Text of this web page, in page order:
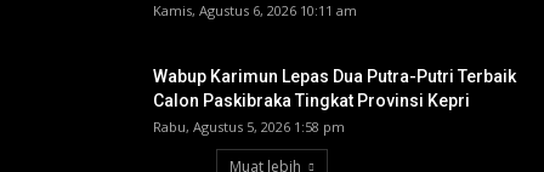
Kamis, Agustus 6, 2026 10:11 am
Wabup Karimun Lepas Dua Putra-Putri Terbaik
Calon Paskibraka Tingkat Provinsi Kepri
Rabu, Agustus 5, 2026 1:58 pm
Muat lebih